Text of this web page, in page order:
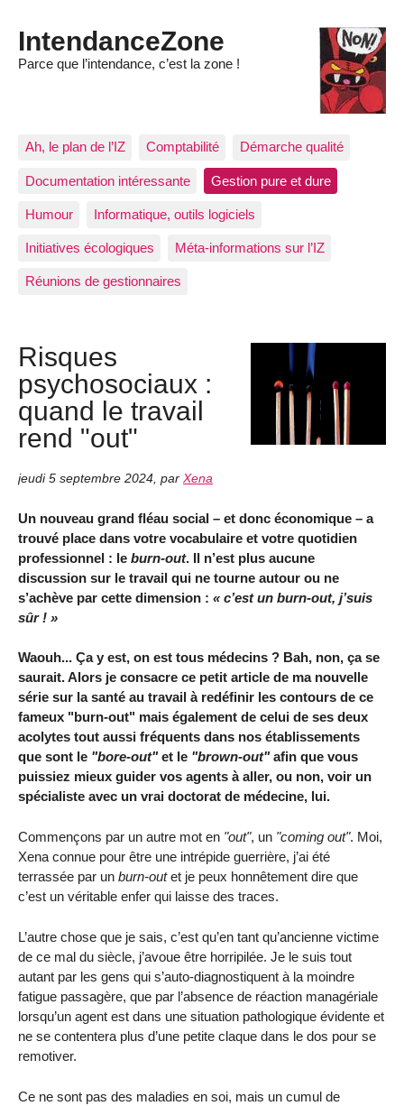
IntendanceZone
Parce que l’intendance, c’est la zone !
Ah, le plan de l’IZ Comptabilité Démarche qualité
Documentation intéressante Gestion pure et dure
Humour Informatique, outils logiciels
Initiatives écologiques Méta-informations sur l’IZ
Réunions de gestionnaires
Risques
psychosociaux :
quand le travail
rend "out"
jeudi 5 septembre 2024 par Xena
Un nouveau grand fléau social – et donc économique – a
trouvé place dans votre vocabulaire et votre quotidien
professionnel : le burn-out. Il n’est plus aucune
discussion sur le travail qui ne tourne autour ou ne
s’achève par cette dimension : « c’est un burn-out, j’suis
sûr ! »
Waouh... Ça y est, on est tous médecins ? Bah, non, ça se
saurait. Alors je consacre ce petit article de ma nouvelle
série sur la santé au travail à redéfinir les contours de ce
fameux "burn-out" mais également de celui de ses deux
acolytes tout aussi fréquents dans nos établissements
que sont le "bore-out"et le "brown-out"afin que vous
puissiez mieux guider vos agents à aller, ou non, voir un
spécialiste avec un vrai doctorat de médecine, lui.
Commençons par un autre mot en "out", un "coming out". Moi,
Xena connue pour être une intrépide guerrière, j’ai été
terrassée par un burn-outet je peux honnêtement dire que
c’est un véritable enfer qui laisse des traces.
L’autre chose que je sais, c’est qu’en tant qu’ancienne victime
de ce mal du siècle, j’avoue être horripilée. Je le suis tout
autant par les gens qui s’auto-diagnostiquent à la moindre
fatigue passagère, que par l’absence de réaction managériale
lorsqu’un agent est dans une situation pathologique évidente et
ne se contentera plus d’une petite claque dans le dos pour se
remotiver.
Ce ne sont pas des maladies en soi, mais un cumul de